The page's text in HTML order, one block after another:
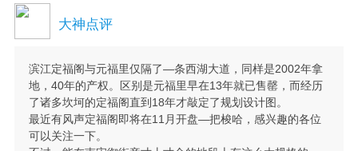
大神点评
滨江定福阁与元福里仅隔了—条西湖大道，同样是2002年拿
地，40年的产权。区别是元福里早在13年就已售罄，而经历
了诸多坎坷的定福阁直到18年才敲定了规划设计图。
最近有风声定福阁即将在11月开盘—把梭哈，感兴趣的各位
可以关注一下。